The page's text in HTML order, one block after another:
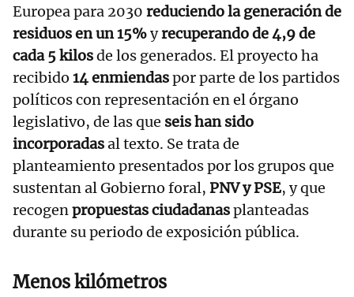
Europea para 2030 reduciendo la generación de
residuos en un 15%yrecuperando de 4,9 de
cada 5 kilosde los generados. El proyecto ha
recibido 14 enmiendaspor parte de los partidos
políticos con representación en el órgano
legislativo, de las que seis han sido
incorporadasal texto. Se trata de
planteamiento presentados por los grupos que
sustentan al Gobierno foral, PNV y PSE, y que
recogenpropuestas ciudadanasplanteadas
durante su periodo de exposición pública.
Menos kilómetros